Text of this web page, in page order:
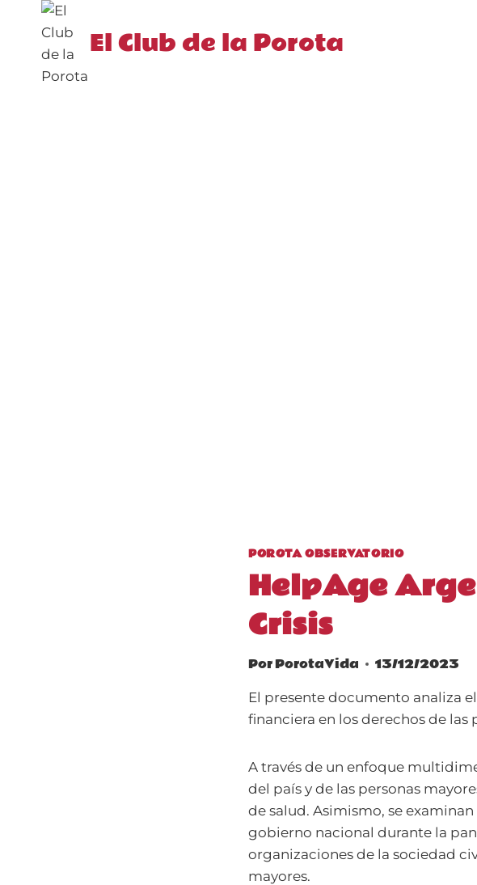
contenido
El Club de la Porota
POROTA OBSERVATORIO
HelpAge
Crisis
PorPorotaVida 13/12/2023
El presente documento analiza
financiera en los derechos de las
A través de un enfoque
del país y de las personas
de salud. Asimismo, se
gobierno nacional durante la
organizaciones de la sociedad
mayores.